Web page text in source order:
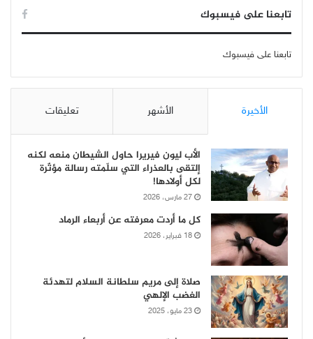
تابعنا على فيسبوك
تابعنا على فيسبوك
الأخيرة الأشهر تعليقات
الأب ليون فيريرا حاول الشيطان منعه لكنه
إلتقى بالعذراء التي سلّمته رسالة مؤثّرة
لكل أولادها!
27 مارس، 2026
كل ما أردت معرفته عن أربعاء الرماد
18 فبراير، 2026
صلاة إلى مريم سلطانة السلام لتهدئة
الغضب الإلهي
23 مايو، 2025